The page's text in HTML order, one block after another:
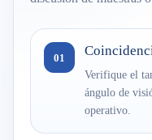
01
Verifique el
ángulo de
operativo.